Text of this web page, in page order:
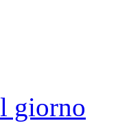
giorno